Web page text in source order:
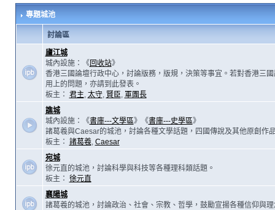
專題城池
討論區
廬江城
城內設施：《回收站》
香港三國論壇行政中心，討論版務，版規，決策等事宜。若對香港三
用上的問題，亦請到此發表。
板主： 君主, 太守, 賢臣, 軍團長
譙城
城內設施：《書庫---文學區》《書庫---史學區》
諸葛羲與Caesar的城池，討論各種文學話題，四國傳說及其他原創作
板主： 諸葛羲, Caesar
宛城
徐元直的城池，討論科學與科技等各種理科類話題。
板主： 徐元直
襄陽城
諸葛羲的城池，討論政治、社會、宗教、哲學，鼓勵宣揚各種信仰與理